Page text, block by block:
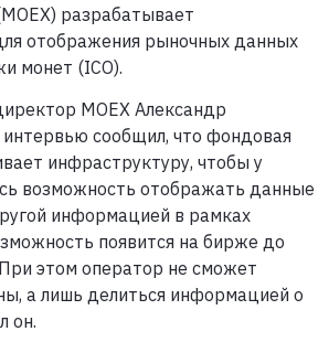
разрабатывает
отображения рыночных данных
монет (ICO).
MOEX Александр
сообщил, что фондовая
инфраструктуру, чтобы у
возможность отображать данные
информацией в рамках
появится на бирже до
этом оператор не сможет
а лишь делиться информацией о
он.